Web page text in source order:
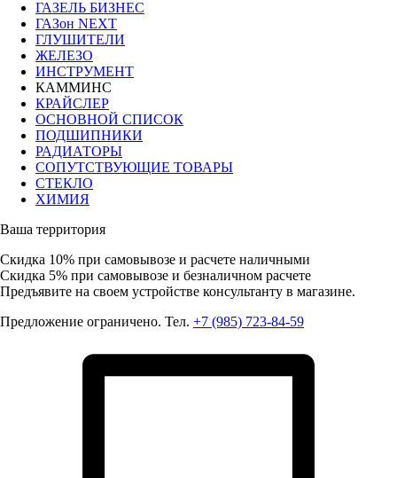
ГАЗЕЛЬ БИЗНЕС
ГАЗон NEXT
ГЛУШИТЕЛИ
ЖЕЛЕЗО
ИНСТРУМЕНТ
КАММИНС
КРАЙСЛЕР
ОСНОВНОЙ СПИСОК
ПОДШИПНИКИ
РАДИАТОРЫ
СОПУТСТВУЮЩИЕ ТОВАРЫ
СТЕКЛО
ХИМИЯ
Ваша территория
Скидка 10% при самовывозе и расчете наличными
Скидка 5% при самовывозе и безналичном расчете
Предъявите на своем устройстве консультанту в магазине.
Предложение ограничено. Тел. +7 (985) 723-84-59